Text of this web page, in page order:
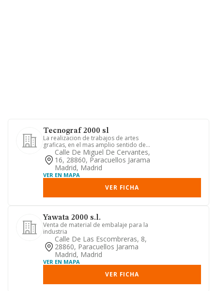
Tecnograf 2000 sl
La realizacion de trabajos de artes
graficas, en el mas amplio sentido de
la frase, consistiendo lo...
Calle De Miguel De Cervantes,
16, 28860, Paracuellos Jarama
Madrid, Madrid
VER EN MAPA
VER FICHA
Yawata 2000 s.l.
Venta de material de embalaje para la
industria
Calle De Las Escombreras, 8,
28860, Paracuellos Jarama
Madrid, Madrid
VER EN MAPA
VER FICHA